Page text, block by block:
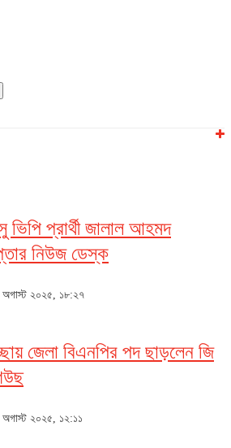
ভিপি প্রার্থী জালাল আহমদ
নিউজ ডেস্ক
২০২৫, ১৮:২৭
জেলা বিএনপির পদ ছাড়লেন জি
২০২৫, ১২:১১